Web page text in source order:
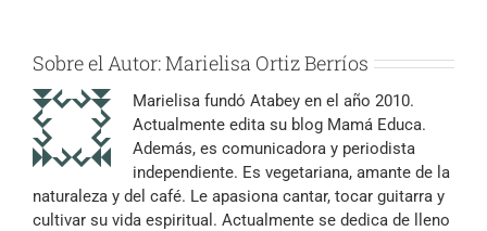
Sobre el Autor:Marielisa Ortiz Berríos
Marielisa fundó Atabey en el año 2010.
Actualmente edita su blog Mamá Educa.
Además, es comunicadora y periodista
independiente. Es vegetariana, amante de la
naturaleza y del café. Le apasiona cantar, tocar guitarra y
cultivar su vida espiritual. Actualmente se dedica de lleno